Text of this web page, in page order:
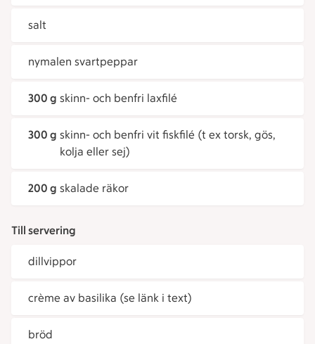
salt
nymalen svartpeppar
300 g skinn- och benfri laxfilé
300 g skinn- och benfri vit fiskfilé (t ex torsk, gös,
kolja eller sej)
200 g skalade räkor
Till servering
dillvippor
crème av basilika (se länk i text)
bröd